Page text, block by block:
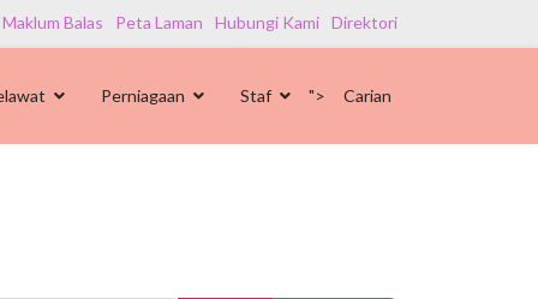
Balas Peta Laman Hubungi Kami Direktori
Perniagaan Staf "> Carian